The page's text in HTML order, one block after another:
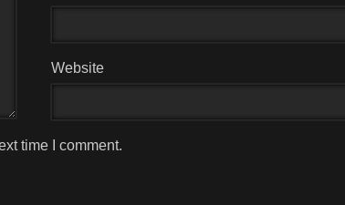
Website
time I comment.